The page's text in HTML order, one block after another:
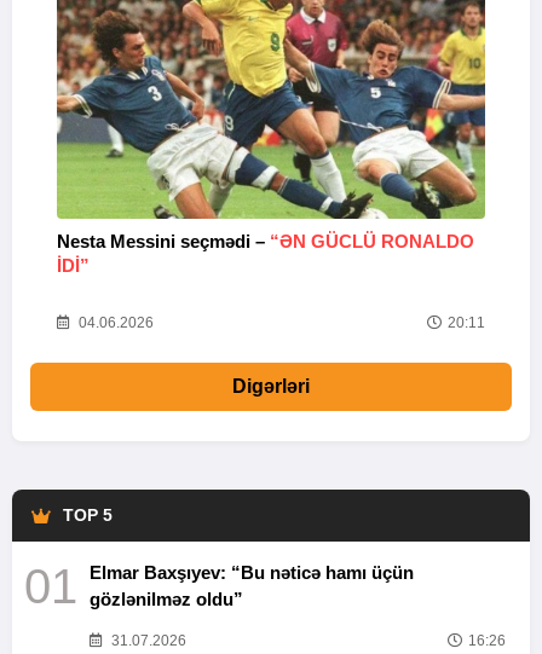
Nesta Messini seçmədi – “ƏN GÜCLÜ RONALDO
IDI”
04.06.2026 20:11
Digərləri
TOP 5
01
Elmar Baxşıyev: “Bu nəticə hamı üçün
gözlənilməz oldu”
31.07.2026 16:26